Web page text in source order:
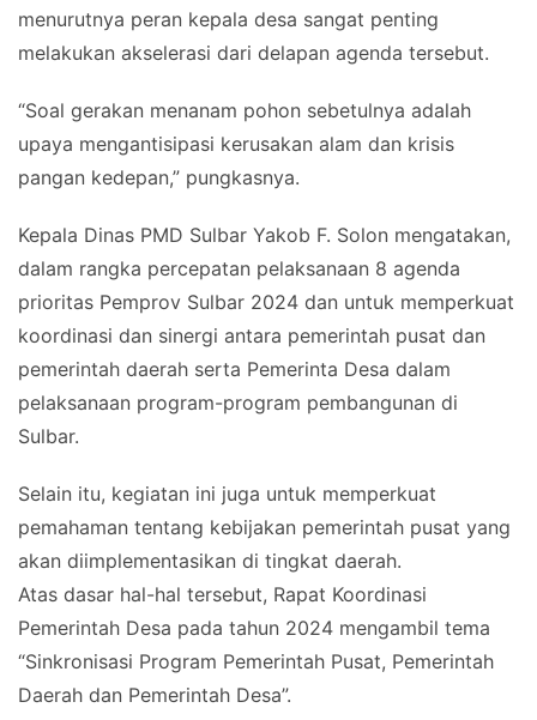
menurutnya peran kepala desa sangat penting
melakukan akselerasi dari delapan agenda tersebut.
“Soal gerakan menanam pohon sebetulnya adalah
upaya mengantisipasi kerusakan alam dan krisis
pangan kedepan,” pungkasnya.
Kepala Dinas PMD Sulbar Yakob F. Solon mengatakan,
dalam rangka percepatan pelaksanaan 8 agenda
prioritas Pemprov Sulbar 2024 dan untuk memperkuat
koordinasi dan sinergi antara pemerintah pusat dan
pemerintah daerah serta Pemerinta Desa dalam
pelaksanaan program-program pembangunan di
Sulbar.
Selain itu, kegiatan ini juga untuk memperkuat
pemahaman tentang kebijakan pemerintah pusat yang
akan diimplementasikan di tingkat daerah.
Atas dasar hal-hal tersebut, Rapat Koordinasi
Pemerintah Desa pada tahun 2024 mengambil tema
“Sinkronisasi Program Pemerintah Pusat, Pemerintah
Daerah dan Pemerintah Desa”.